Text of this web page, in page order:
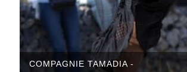
COMPAGNIE TAMADIA -